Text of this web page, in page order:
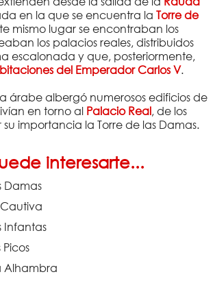
en la que se encuentra la Torre de
mismo lugar se encontraban los
los palacios reales, distribuidos
escalonada y que, posteriormente,
del Emperador Carlos V.
árabe albergó numerosos edificios de
en torno al Palacio Real, de los
importancia la Torre de las Damas.
interesarte...
Damas
Infantas
Picos
Alhambra